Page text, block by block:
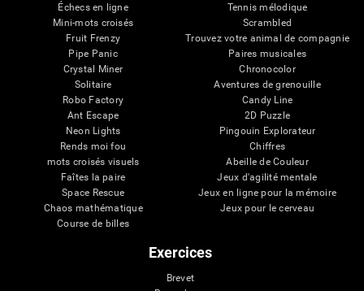
Échecs en ligne
Mini-mots croisés
Fruit Frenzy
Pipe Panic
Crystal Miner
Solitaire
Robo Factory
Ant Escape
Neon Lights
Rends moi fou
mots croisés visuels
Faîtes la paire
Space Rescue
Chaos mathématique
Course de billes
Tennis mélodique
Scrambled
Trouvez votre animal de compagnie
Paires musicales
Chronocolor
Aventures de grenouille
Candy Line
2D Puzzle
Pingouin Explorateur
Chiffres
Abeille de Couleur
Jeux d'agilité mentale
Jeux en ligne pour la mémoire
Jeux pour le cerveau
Exercices
Brevet